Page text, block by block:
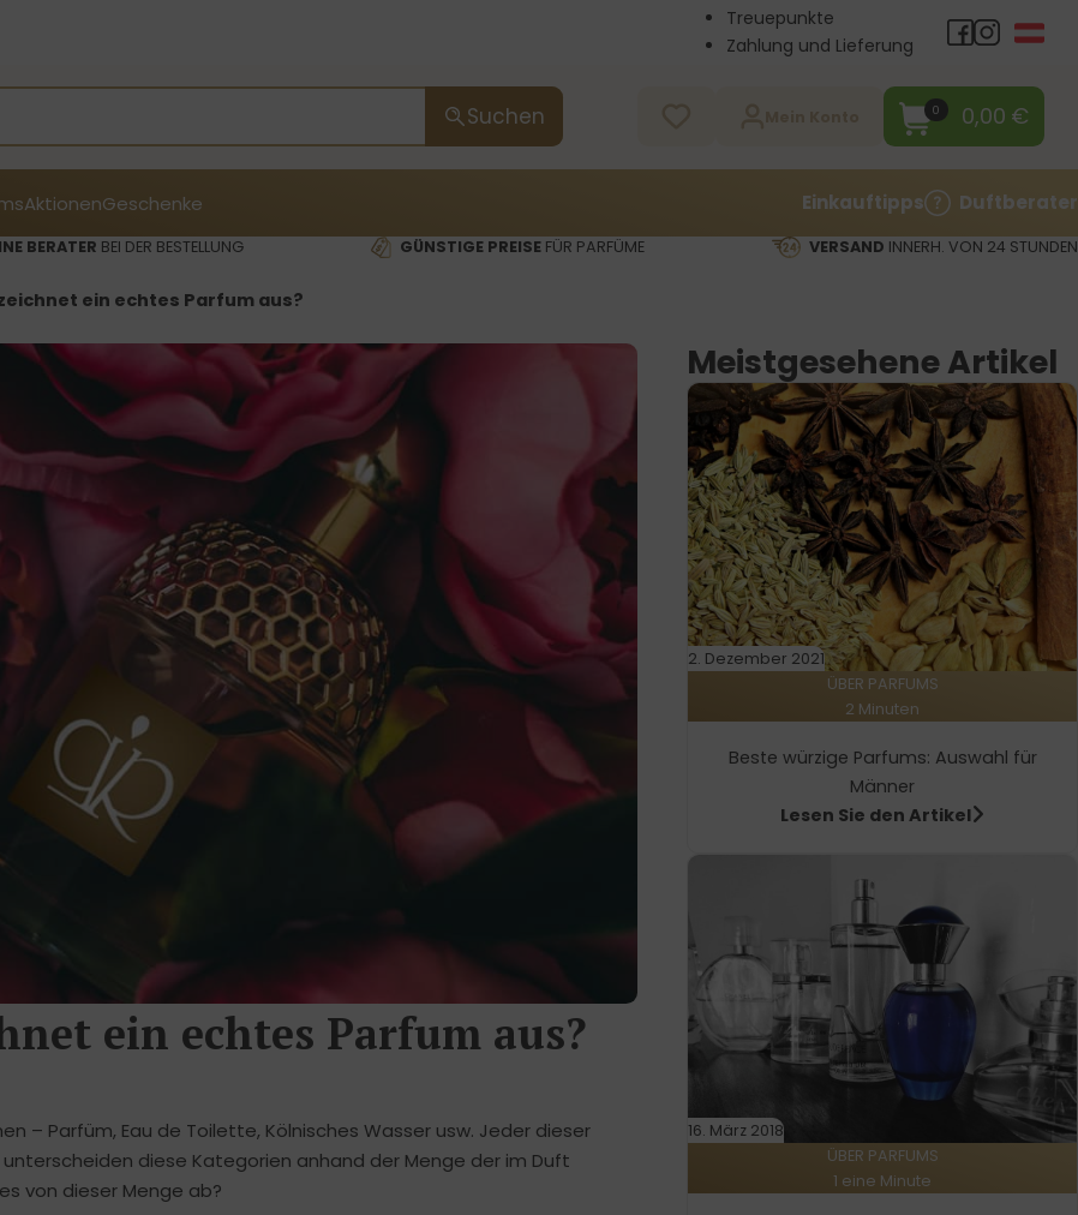
Treuepunkte
Zahlung und Lieferung
Suchen 0 0,00 €
AktionenGeschenke Einkauftipps Duftberater
BERATER BEI DER BESTELLUNG GÜNSTIGE PREISE FÜR PARFÜME VERSAND INNERH. VON 24 STUNDEN
ein echtes Parfum aus?
ein echtes Parfum aus?
– Parfüm, Eau de Toilette, Kölnisches Wasser usw. Jeder dieser
diese Kategorien anhand der Menge der im Duft
von dieser Menge ab?
Meistgesehene Artikel
2. Dezember 2021
ÜBER PARFUMS
2 Minuten
Beste würzige Parfums: Auswahl für
Männer
Lesen Sie den Artikel
16. März 2018
ÜBER PARFUMS
1 eine Minute